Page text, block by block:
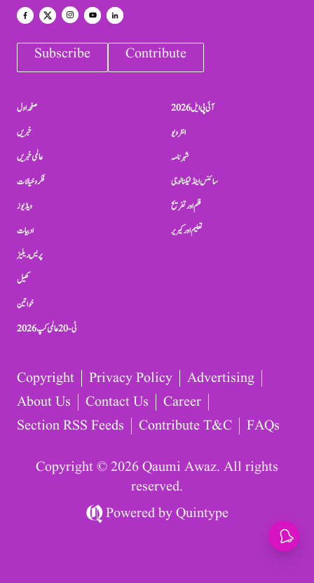
Subscribe Contribute
صفحہ اول
خبریں
عالمی خبریں
فکر و خیالات
ویڈیوز
ادبیات
پریس ریلیز
کھیل
خواتین
ٹی-20 عالمی کپ 2026
آئی پی ایل 2026
انٹرویو
شہرنامہ
سائنس اینڈ ٹیکنالوجی
فلم اور تفریح
تعلیم اور کیریر
Copyright Privacy Policy
Advertising
About Us
Contact Us
Career
Section RSS Feeds
Contribute T&C FAQs
Copyright © 2026 Qaumi Awaz. All rights
reserved.
Powered byQuintype